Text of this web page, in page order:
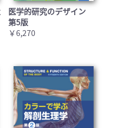
カートへ進む
医学的研究のデザイン
第5版
￥6,270